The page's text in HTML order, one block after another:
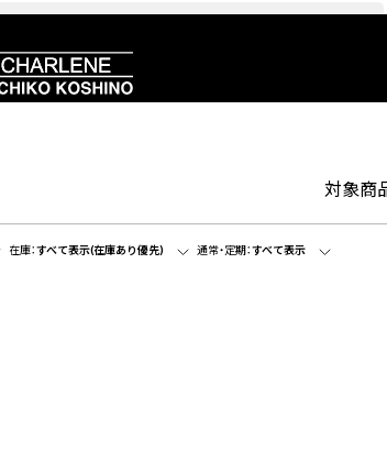
対象商
在庫：すべて表示(在庫あり優先) 通常・定期：すべて表示